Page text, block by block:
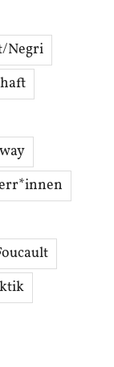
Negri